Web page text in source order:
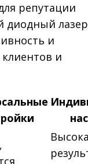
репутации
диодный лазер
и
и